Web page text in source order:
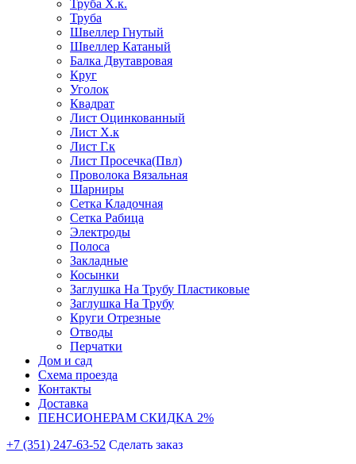
Труба Х.к.
Труба
Швеллер Гнутый
Швеллер Катаный
Балка Двутавровая
Круг
Уголок
Квадрат
Лист Оцинкованный
Лист Х.к
Лист Г.к
Лист Просечка(Пвл)
Проволока Вязальная
Шарниры
Сетка Кладочная
Сетка Рабица
Электроды
Полоса
Закладные
Косынки
Заглушка На Трубу Пластиковые
Заглушка На Трубу
Круги Отрезные
Отводы
Перчатки
Дом и сад
Схема проезда
Контакты
Доставка
ПЕНСИОНЕРАМ СКИДКА 2%
+7 (351) 247-63-52 Сделать заказ